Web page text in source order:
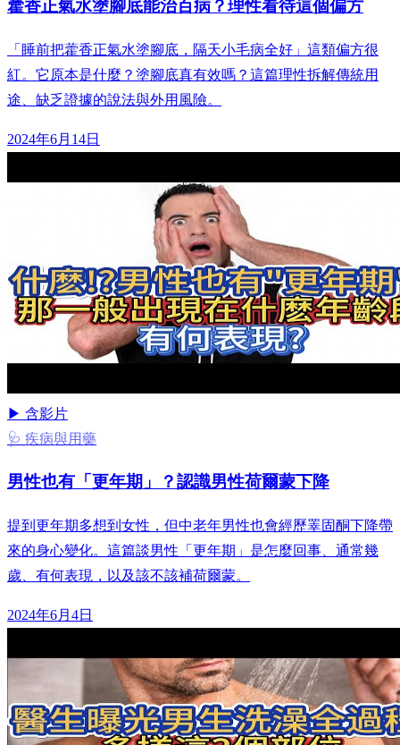
藿香正氣水塗腳底能治百病？理性看待這個偏方
「睡前把藿香正氣水塗腳底，隔天小毛病全好」這類偏方很
紅。它原本是什麼？塗腳底真有效嗎？這篇理性拆解傳統用
途、缺乏證據的說法與外用風險。
2024年6月14日
▶ 含影片
🩺 疾病與用藥
男性也有「更年期」？認識男性荷爾蒙下降
提到更年期多想到女性，但中老年男性也會經歷睪固酮下降帶
來的身心變化。這篇談男性「更年期」是怎麼回事、通常幾
歲、有何表現，以及該不該補荷爾蒙。
2024年6月4日